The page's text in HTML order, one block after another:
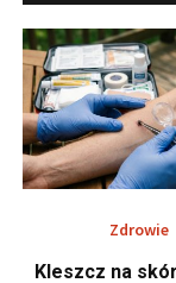
Zdrowie
Kleszcz na